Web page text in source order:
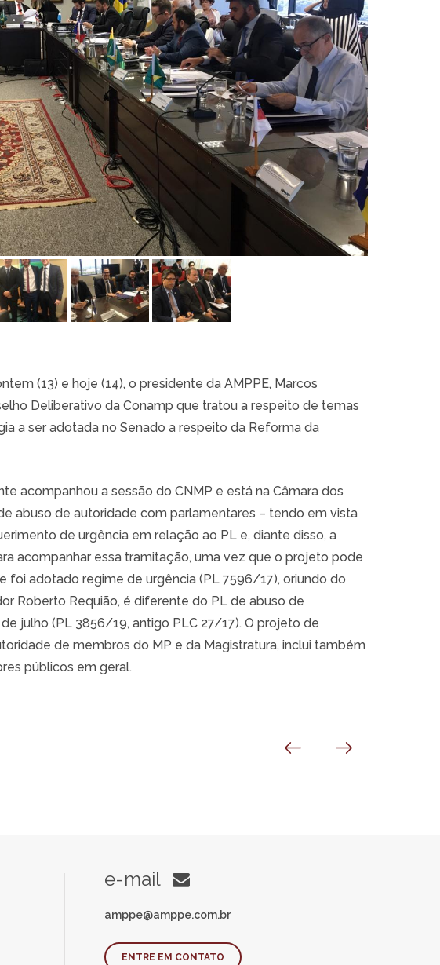
(13) e hoje (14), o presidente da AMPPE, Marcos
Deliberativo da Conamp que tratou a respeito de temas
a ser adotada no Senado a respeito da Reforma da
acompanhou a sessão do CNMP e está na Câmara dos
abuso de autoridade com parlamentares – tendo em vista
de urgência em relação ao PL e, diante disso, a
acompanhar essa tramitação, uma vez que o projeto pode
foi adotado regime de urgência (PL 7596/17), oriundo do
Roberto Requião, é diferente do PL de abuso de
julho (PL 3856/19, antigo PLC 27/17). O projeto de
de membros do MP e da Magistratura, inclui também
públicos em geral.
e-mail
amppe@amppe.com.br
ENTRE EM CONTATO